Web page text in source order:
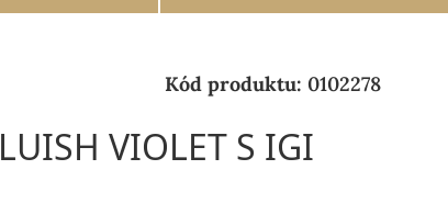
Kód produktu: 0102278
VIOLET S IGI